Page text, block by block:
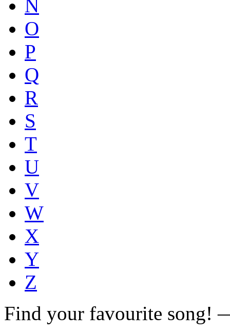
N
O
P
Q
R
S
T
U
V
W
X
Y
Z
Find your favourite song!